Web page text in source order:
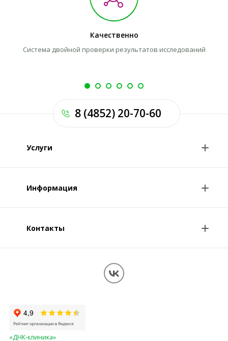
Качественно
Система двойной проверки результатов исследований
Услуги
Консультации врачей
Информация
Обработка персональных данных
Контакты
«ДНК-клиника»
8 (4852) 20-70-60